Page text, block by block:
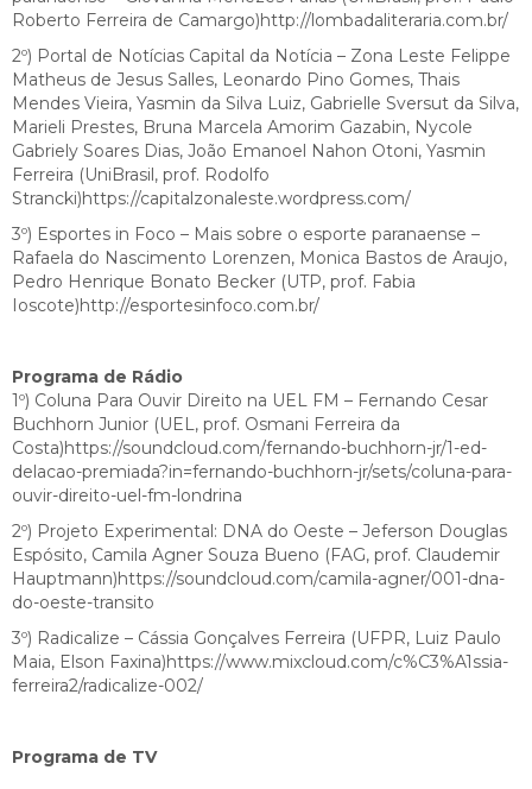
Roberto Ferreira de Camargo)http://lombadaliteraria.com.br/
2º) Portal de Notícias Capital da Notícia – Zona Leste Felippe
Matheus de Jesus Salles, Leonardo Pino Gomes, Thais
Mendes Vieira, Yasmin da Silva Luiz, Gabrielle Sversut da Silva,
Marieli Prestes, Bruna Marcela Amorim Gazabin, Nycole
Gabriely Soares Dias, João Emanoel Nahon Otoni, Yasmin
Ferreira (UniBrasil, prof. Rodolfo
Strancki)https://capitalzonaleste.wordpress.com/
3º) Esportes in Foco – Mais sobre o esporte paranaense –
Rafaela do Nascimento Lorenzen, Monica Bastos de Araujo,
Pedro Henrique Bonato Becker (UTP, prof. Fabia
Ioscote)http://esportesinfoco.com.br/
Programa de Rádio
1º) Coluna Para Ouvir Direito na UEL FM – Fernando Cesar
Buchhorn Junior (UEL, prof. Osmani Ferreira da
Costa)https://soundcloud.com/fernando-buchhorn-jr/1-ed-
delacao-premiada?in=fernando-buchhorn-jr/sets/coluna-para-
ouvir-direito-uel-fm-londrina
2º) Projeto Experimental: DNA do Oeste – Jeferson Douglas
Espósito, Camila Agner Souza Bueno (FAG, prof. Claudemir
Hauptmann)https://soundcloud.com/camila-agner/001-dna-
do-oeste-transito
3º) Radicalize – Cássia Gonçalves Ferreira (UFPR, Luiz Paulo
Maia, Elson Faxina)https://www.mixcloud.com/c%C3%A1ssia-
ferreira2/radicalize-002/
Programa de TV